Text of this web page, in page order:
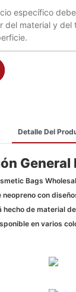
específico
del material y del
Detalle Del
General
Bags
con
de material
en varios